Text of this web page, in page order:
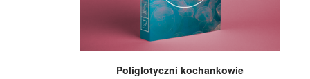
Poliglotyczni kochankowie